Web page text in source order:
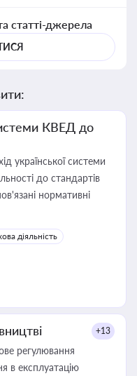
статті-джерела
КВЕД до
української системи
до стандартів
нормативні
діяльність
+13
регулювання
в експлуатацію